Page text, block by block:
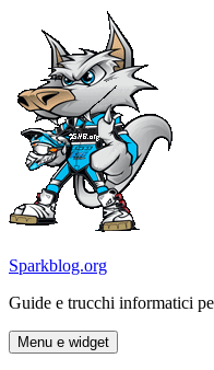
contenuto
Sparkblog.org
Guide e trucchi informatici
Menu e widget